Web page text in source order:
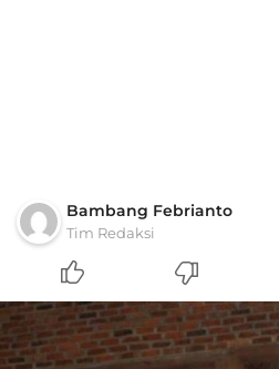
Bambang Febrianto
Tim Redaksi